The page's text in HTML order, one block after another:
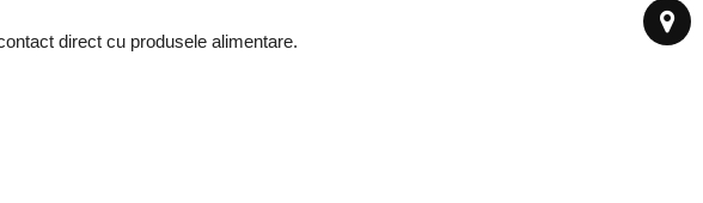
direct cu produsele alimentare.